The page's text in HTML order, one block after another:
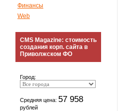
Финансы
Web
CMS Magazine: стоимость
создания корп. сайта в
Приволжском ФО
Город:
Средняя цена: 57 958
рублей